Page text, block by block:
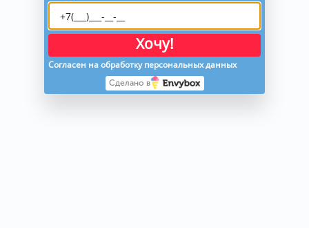
Хочу!
Согласен на обработку персональных данных
Сделано в